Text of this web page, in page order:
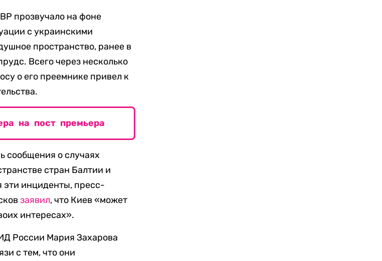
прозвучало на фоне
с украинскими
пространство, ранее в
Всего через несколько
о его преемнике привел к
на пост премьера
сообщения о случаях
стран Балтии и
эти инциденты, пресс-
заявил, что Киев «может
интересах».
России Мария Захарова
с тем, что они